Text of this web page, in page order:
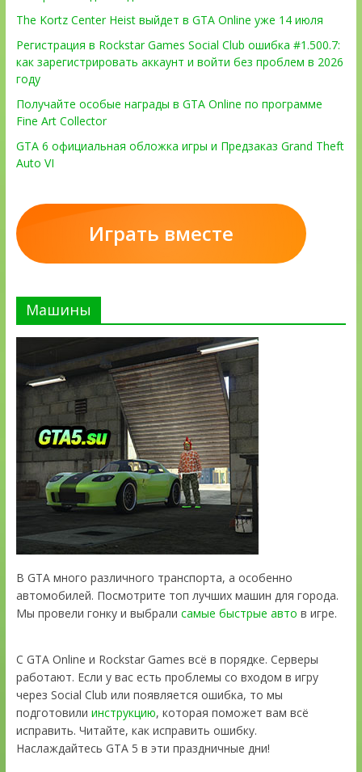
The Kortz Center Heist выйдет в GTA Online уже 14 июля
Регистрация в Rockstar Games Social Club ошибка #1.500.7:
как зарегистрировать аккаунт и войти без проблем в 2026
году
Получайте особые награды в GTA Online по программе
Fine Art Collector
GTA 6 официальная обложка игры и Предзаказ Grand Theft
Auto VI
Играть вместе
Машины
В GTA много различного транспорта, а особенно
автомобилей. Посмотрите топ лучших машин для города.
Мы провели гонку и выбрали самые быстрые авто в игре.
С GTA Online и Rockstar Games всё в порядке. Серверы
работают. Если у вас есть проблемы со входом в игру
через Social Club или появляется ошибка, то мы
подготовили инструкцию, которая поможет вам всё
исправить. Читайте, как исправить ошибку.
Наслаждайтесь GTA 5 в эти праздничные дни!